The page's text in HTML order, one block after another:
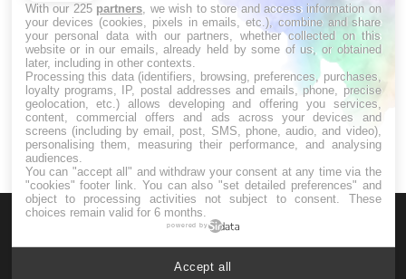
Maladie de Charcot (Sclérose latérale
amyotrophique)
With our 225 partners , we wish to store and access information on
your devices (cookies, pixels in emails, etc.), combine and share
your personal data with our partners, whether collected on this
website or in our emails, already held by some of us, or obtained
later, including in other contexts.
Processing this data (identifiers, browsing, preferences, purchases,
loyalty programs, IP, postal addresses and emails, phone, precise
geolocation, etc.) allows developing and offering you services,
content, commercial offers and ads across your devices and
screens (including by email, post, SMS, phone, audio, and video),
personalising them, measuring their performance, and analysing
audiences.
You can "accept all" and withdraw your consent at any time via the
"cookies" footer link . You can also "set detailed preferences" and
object to processing activities not subject to consent. These
choices remain valid for 6 months.
powered by
Accept all